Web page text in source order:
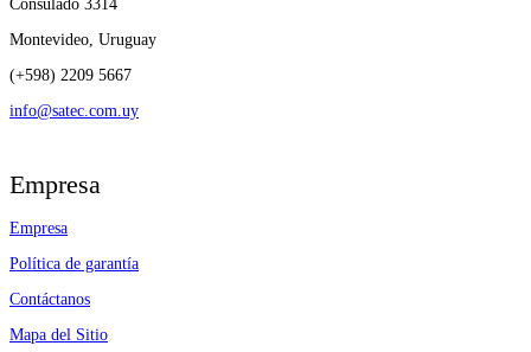
Consulado 3314
Montevideo, Uruguay
(+598) 2209 5667
info@satec.com.uy
Empresa
Empresa
Política de garantía
Contáctanos
Mapa del Sitio